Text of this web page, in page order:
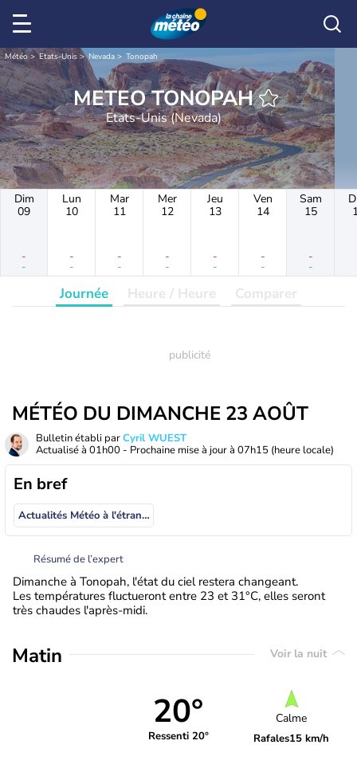
Météo Etats-Unis Nevada Tonopah
METEO TONOPAH
Etats-Unis (Nevada)
Dim
09
-
-
Lun
10
-
-
Mar
11
-
-
Mer
12
-
-
Jeu
13
-
-
Ven
14
-
-
Sam
15
-
-
Journée Heure / Heure Comparer
MÉTÉO DU DIMANCHE 23 AOÛT
Bulletin établi parCyril WUEST
Actualisé à 01h00 - Prochaine mise à jour à 07h15 (heure locale)
En bref
Actualités Météo à l'étranger
Résumé de l’expert
Dimanche à Tonopah, l'état du ciel restera changeant.
Les températures fluctueront entre 23 et 31°C, elles seront
très chaudes l'après-midi.
Matin Voir la nuit
20°
Ressenti 20°
Calme
Rafales15 km/h